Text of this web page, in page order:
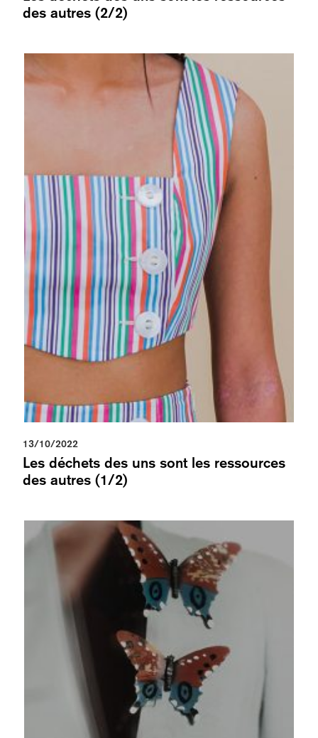
des autres (2/2)
13/10/2022
Les déchets des uns sont les ressources
des autres (1/2)